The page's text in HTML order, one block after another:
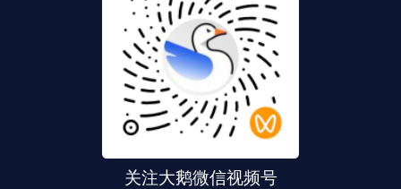
关注大鹅微信视频号